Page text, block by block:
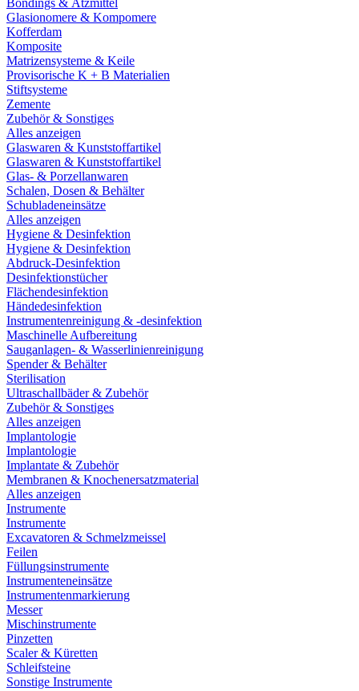
Bondings & Ätzmittel
Glasionomere & Kompomere
Kofferdam
Komposite
Matrizensysteme & Keile
Provisorische K + B Materialien
Stiftsysteme
Zemente
Zubehör & Sonstiges
Alles anzeigen
Glaswaren & Kunststoffartikel
Glaswaren & Kunststoffartikel
Glas- & Porzellanwaren
Schalen, Dosen & Behälter
Schubladeneinsätze
Alles anzeigen
Hygiene & Desinfektion
Hygiene & Desinfektion
Abdruck-Desinfektion
Desinfektionstücher
Flächendesinfektion
Händedesinfektion
Instrumentenreinigung & -desinfektion
Maschinelle Aufbereitung
Sauganlagen- & Wasserlinienreinigung
Spender & Behälter
Sterilisation
Ultraschallbäder & Zubehör
Zubehör & Sonstiges
Alles anzeigen
Implantologie
Implantologie
Implantate & Zubehör
Membranen & Knochenersatzmaterial
Alles anzeigen
Instrumente
Instrumente
Excavatoren & Schmelzmeissel
Feilen
Füllungsinstrumente
Instrumenteneinsätze
Instrumentenmarkierung
Messer
Mischinstrumente
Pinzetten
Scaler & Küretten
Schleifsteine
Sonstige Instrumente